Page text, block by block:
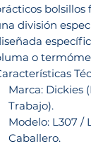
bolsillos
división
o
Marca: Dickies
Trabajo).
Modelo: L307 /
Caballero.